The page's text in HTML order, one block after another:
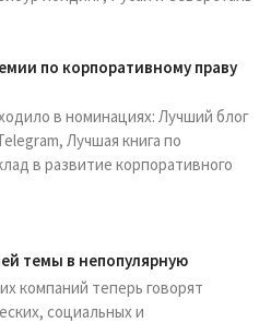
по корпоративному праву
в номинациях: Лучший блог
Лучшая книга по
в развитие корпоративного
темы в непопулярную
компаний теперь говорят
социальных и